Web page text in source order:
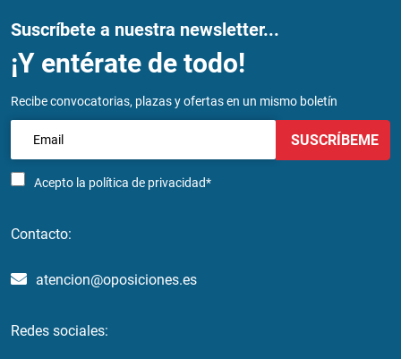
Suscríbete a nuestra newsletter...
¡Y entérate de todo!
Recibe convocatorias, plazas y ofertas en un mismo boletín
Acepto la política de privacidad*
SUSCRÍBEME
Contacto:
atencion@oposiciones.es
Redes sociales: